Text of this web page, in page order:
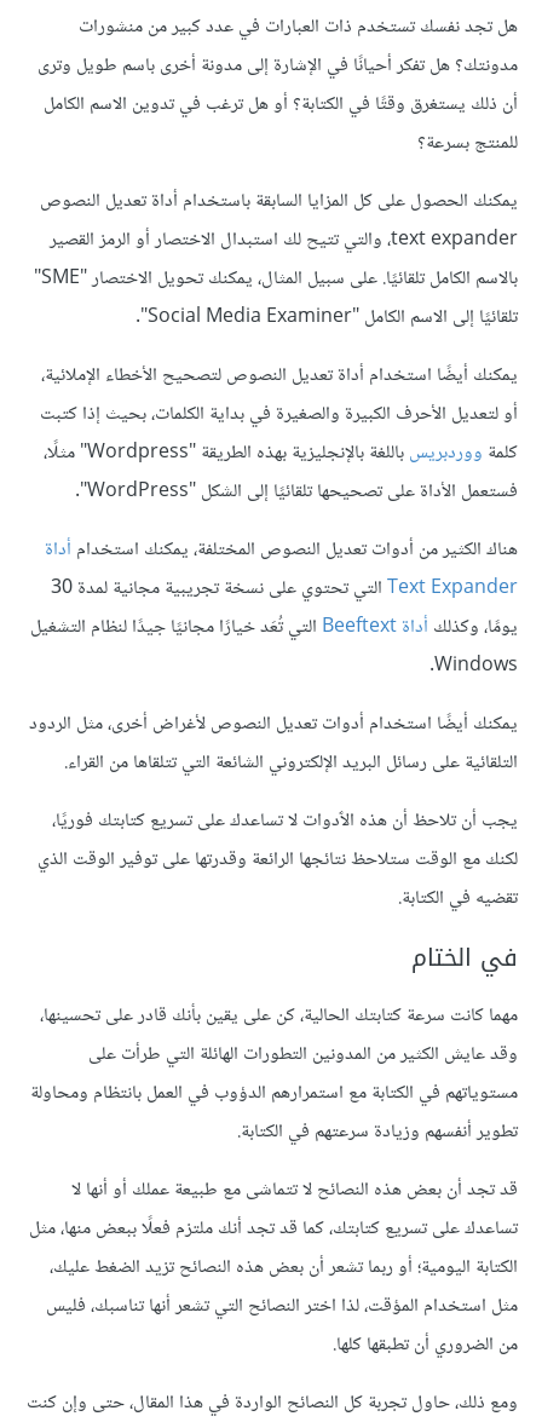
هل تجد نفسك تستخدم ذات العبارات في عدد كبير من منشورات
مدونتك؟ هل تفكر أحيانًا في الإشارة إلى مدونة أخرى باسم طويل وترى
أن ذلك يستغرق وقتًا في الكتابة؟ أو هل ترغب في تدوين الاسم الكامل
للمنتج بسرعة؟
يمكنك الحصول على كل المزايا السابقة باستخدام أداة تعديل النصوص
text expander، والتي تتيح لك استبدال الاختصار أو الرمز القصير
بالاسم الكامل تلقائيًا. على سبيل المثال، يمكنك تحويل الاختصار "SME"
تلقائيًا إلى الاسم الكامل "Social Media Examiner".
يمكنك أيضًا استخدام أداة تعديل النصوص لتصحيح الأخطاء الإملائية،
أو لتعديل الأحرف الكبيرة والصغيرة في بداية الكلمات، بحيث إذا كتبت
كلمة ووردبريس
باللغة بالإنجليزية بهذه الطريقة "Wordpress" مثلًا،
فستعمل الأداة على تصحيحها تلقائيًا إلى الشكل "WordPress".
هناك الكثير من أدوات تعديل النصوص المختلفة، يمكنك استخدام أداة
Text Expander
التي تحتوي على نسخة تجريبية مجانية لمدة 30
يومًا، وكذلك أداة Beeftext
التي تُعَد خيارًا مجانيًا جيدًا لنظام التشغيل
Windows.
يمكنك أيضًا استخدام أدوات تعديل النصوص لأغراض أخرى، مثل الردود
التلقائية على رسائل البريد الإلكتروني الشائعة التي تتلقاها من القراء.
يجب أن تلاحظ أن هذه الٱدوات لا تساعدك على تسريع كتابتك فوريًا،
لكنك مع الوقت ستلاحظ نتائجها الرائعة وقدرتها على توفير الوقت الذي
تقضيه في الكتابة.
في الختام
مهما كانت سرعة كتابتك الحالية، كن على يقين بأنك قادر على تحسينها،
وقد عايش الكثير من المدونين التطورات الهائلة التي طرأت على
مستوياتهم في الكتابة مع استمرارهم الدؤوب في العمل بانتظام ومحاولة
تطوير أنفسهم وزيادة سرعتهم في الكتابة.
قد تجد أن بعض هذه النصائح لا تتماشى مع طبيعة عملك أو أنها لا
تساعدك على تسريع كتابتك، كما قد تجد أنك ملتزم فعلًا ببعض منها، مثل
الكتابة اليومية؛ أو ربما تشعر أن بعض هذه النصائح تزيد الضغط عليك،
مثل استخدام المؤقت، لذا اختر النصائح التي تشعر أنها تناسبك، فليس
من الضروري أن تطبقها كلها.
ومع ذلك، حاول تجربة كل النصائح الواردة في هذا المقال، حتى وإن كنت